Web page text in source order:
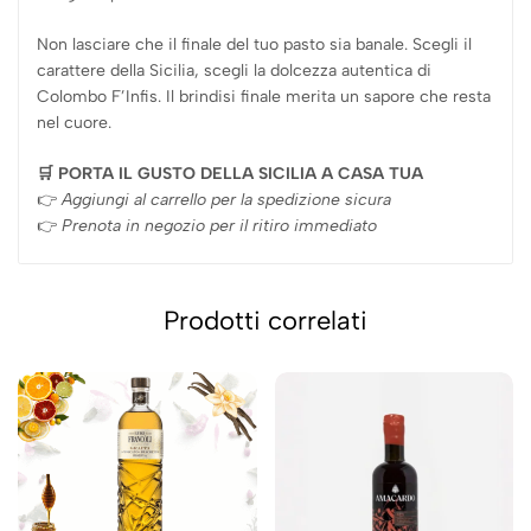
Non lasciare che il finale del tuo pasto sia banale. Scegli il
carattere della Sicilia, scegli la dolcezza autentica di
Colombo F’Infis. Il brindisi finale merita un sapore che resta
nel cuore.
🛒 PORTA IL GUSTO DELLA SICILIA A CASA TUA
👉Aggiungi al carrello per la spedizione sicura
👉 Prenota in negozio per il ritiro immediato
Prodotti correlati